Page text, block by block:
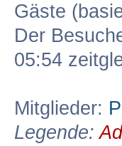
Gäste
Der
05:54
Mitglieder:
Legende: